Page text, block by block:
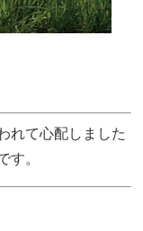
て心配しました
す。